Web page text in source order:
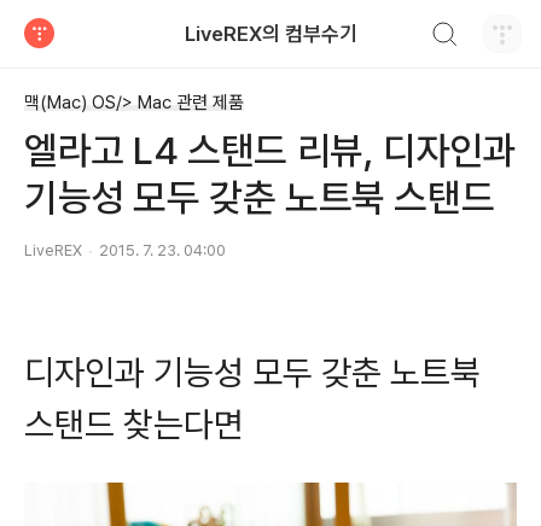
LiveREX의 컴부수기
맥(Mac) OS/> Mac 관련 제품
엘라고 L4 스탠드 리뷰, 디자인과
기능성 모두 갖춘 노트북 스탠드
LiveREX 2015. 7. 23. 04:00
디자인과 기능성 모두 갖춘 노트북
스탠드 찾는다면